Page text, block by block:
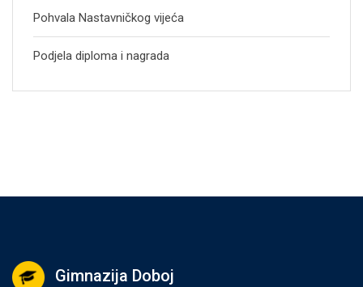
Pohvala Nastavničkog vijeća
Podjela diploma i nagrada
Gimnazija Doboj